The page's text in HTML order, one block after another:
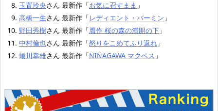
玉置玲央さん 最新作「お気に召すまま 」
高橋一生さん 最新作「レディエント・バーミン 」
野田秀樹さん 最新作「贋作 桜の森の満開の下 」
中村倫也さん 最新作「怒りをこめてふり返れ 」
蜷川幸雄さん 最新作「NINAGAWA マクベス 」